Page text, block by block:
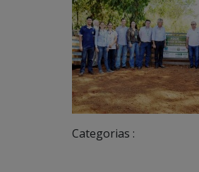
Categorias :